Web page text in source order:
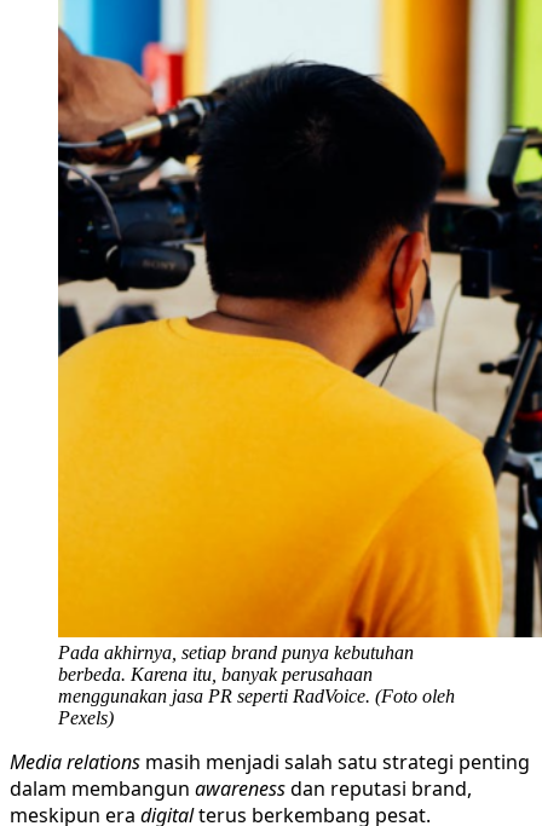
Pada akhirnya, setiap brand punya kebutuhan
berbeda. Karena itu, banyak perusahaan
menggunakan jasa PR seperti RadVoice. (Foto oleh
Pexels)
Media relations masih menjadi salah satu strategi penting
dalam membangun awarenessdan reputasi brand,
meskipun era digitalterus berkembang pesat.